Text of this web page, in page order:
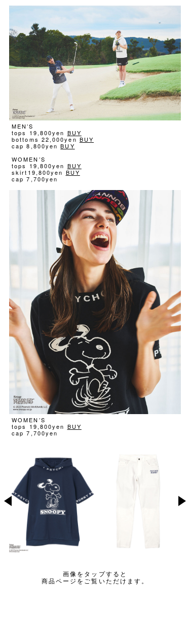
MEN’S
tops 19,800yen BUY
bottoms 22,000yen BUY
cap 8,800yenBUY
WOMEN’S
tops 19,800yen BUY
skirt19,800yen BUY
cap 7,700yen
WOMEN’S
tops 19,800yen BUY
cap 7,700yen
画像をタップすると
商品ページをご覧いただけます。